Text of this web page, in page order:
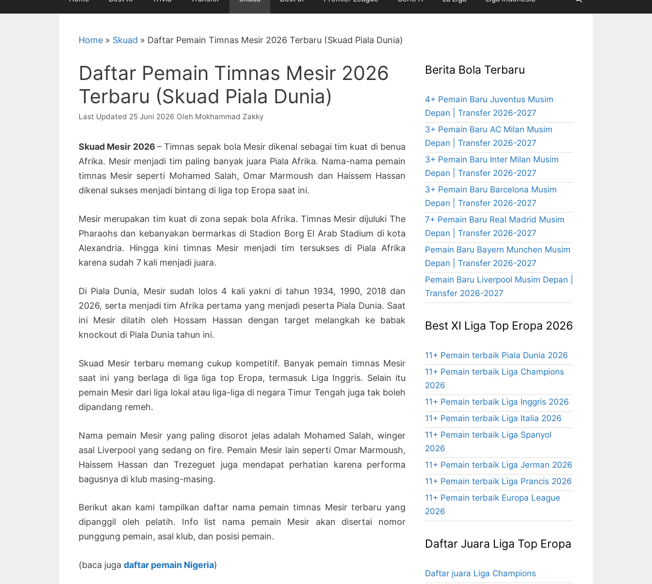
Home » Skuad » Daftar Pemain Timnas Mesir 2026 Terbaru (Skuad Piala Dunia)
Daftar Pemain Timnas Mesir 2026
Terbaru (Skuad Piala Dunia)
25 Juni 2026 Oleh Mokhammad Zakky
Skuad Mesir 2026 – Timnas sepak bola Mesir dikenal sebagai tim kuat di benua
Afrika. Mesir menjadi tim paling banyak juara Piala Afrika. Nama-nama pemain
timnas Mesir seperti Mohamed Salah, Omar Marmoush dan Haissem Hassan
dikenal sukses menjadi bintang di liga top Eropa saat ini.
Mesir merupakan tim kuat di zona sepak bola Afrika. Timnas Mesir dijuluki The
Pharaohs dan kebanyakan bermarkas di Stadion Borg El Arab Stadium di kota
Alexandria. Hingga kini timnas Mesir menjadi tim tersukses di Piala Afrika
karena sudah 7 kali menjadi juara.
Di Piala Dunia, Mesir sudah lolos 4 kali yakni di tahun 1934, 1990, 2018 dan
2026, serta menjadi tim Afrika pertama yang menjadi peserta Piala Dunia. Saat
ini Mesir dilatih oleh Hossam Hassan dengan target melangkah ke babak
knockout di Piala Dunia tahun ini.
Skuad Mesir terbaru memang cukup kompetitif. Banyak pemain timnas Mesir
saat ini yang berlaga di liga liga top Eropa, termasuk Liga Inggris. Selain itu
pemain Mesir dari liga lokal atau liga-liga di negara Timur Tengah juga tak boleh
dipandang remeh.
Nama pemain Mesir yang paling disorot jelas adalah Mohamed Salah, winger
asal Liverpool yang sedang on fire. Pemain Mesir lain seperti Omar Marmoush,
Haissem Hassan dan Trezeguet juga mendapat perhatian karena performa
bagusnya di klub masing-masing.
Berikut akan kami tampilkan daftar nama pemain timnas Mesir terbaru yang
dipanggil oleh pelatih. Info list nama pemain Mesir akan disertai nomor
punggung pemain, asal klub, dan posisi pemain.
(baca juga daftar pemain Nigeria)
Berita Bola Terbaru
4+ Pemain Baru Juventus Musim
Depan | Transfer 2026-2027
3+ Pemain Baru AC Milan Musim
Depan | Transfer 2026-2027
3+ Pemain Baru Inter Milan Musim
Depan | Transfer 2026-2027
3+ Pemain Baru Barcelona Musim
Depan | Transfer 2026-2027
7+ Pemain Baru Real Madrid Musim
Depan | Transfer 2026-2027
Pemain Baru Bayern Munchen Musim
Depan | Transfer 2026-2027
Pemain Baru Liverpool Musim Depan |
Transfer 2026-2027
Best XI Liga Top Eropa 2026
11+ Pemain terbaik Piala Dunia 2026
11+ Pemain terbaik Liga Champions
2026
11+ Pemain terbaik Liga Inggris 2026
11+ Pemain terbaik Liga Italia 2026
11+ Pemain terbaik Liga Spanyol
2026
11+ Pemain terbaik Liga Jerman 2026
11+ Pemain terbaik Liga Prancis 2026
11+ Pemain terbaik Europa League
2026
Daftar Juara Liga Top Eropa
Daftar juara Liga Champions